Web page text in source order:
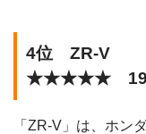
4位 ZR-V
★★★★★ 197
「ZR-V」は、ホン